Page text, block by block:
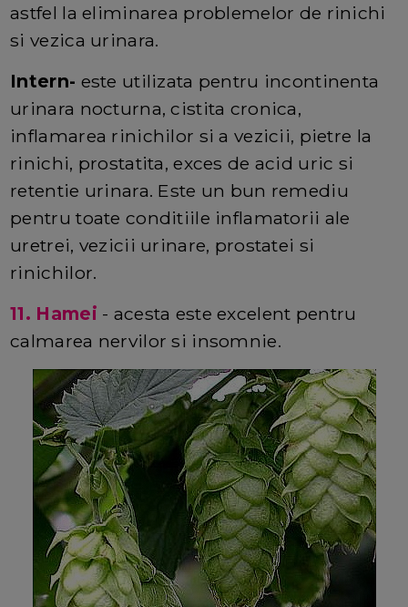
astfel la eliminarea problemelor de rinichi
si vezica urinara.
Intern- este utilizata pentru incontinenta
urinara nocturna, cistita cronica,
inflamarea rinichilor si a vezicii, pietre la
rinichi, prostatita, exces de acid uric si
retentie urinara. Este un bun remediu
pentru toate conditiile inflamatorii ale
uretrei, vezicii urinare, prostatei si
rinichilor.
11. Hamei - acesta este excelent pentru
calmarea nervilor si insomnie.